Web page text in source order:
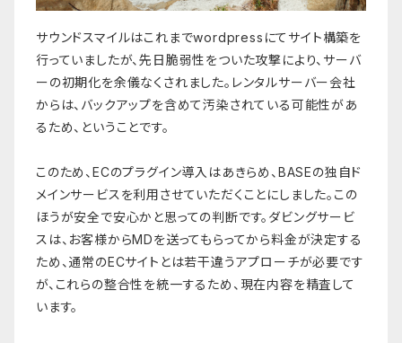
サウンドスマイルはこれまでwordpressにてサイト構築を
行っていましたが、先日脆弱性をついた攻撃により、サーバ
ーの初期化を余儀なくされました。レンタルサーバー会社
からは、バックアップを含めて汚染されている可能性があ
るため、ということです。
このため、ECのプラグイン導入はあきらめ、BASEの独自ド
メインサービスを利用させていただくことにしました。この
ほうが安全で安心かと思っての判断です。ダビングサービ
スは、お客様からMDを送ってもらってから料金が決定する
ため、通常のECサイトとは若干違うアプローチが必要です
が、これらの整合性を統一するため、現在内容を精査して
います。